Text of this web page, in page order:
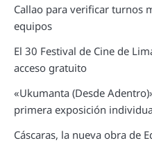
Callao para verificar turnos
equipos
El 30 Festival de Cine de
acceso gratuito
«Ukumanta (Desde
primera exposición
Cáscaras, la nueva obra de